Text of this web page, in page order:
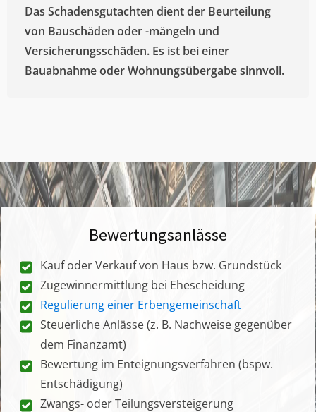
Das Schadensgutachten dient der Beurteilung
von Bauschäden oder -mängeln und
Versicherungsschäden. Es ist bei einer
Bauabnahme oder Wohnungsübergabe sinnvoll.
Bewertungsanlässe
Kauf oder Verkauf von Haus bzw. Grundstück
Zugewinnermittlung bei Ehescheidung
Regulierung einer Erbengemeinschaft
Steuerliche Anlässe (z. B. Nachweise gegenüber
dem Finanzamt)
Bewertung im Enteignungsverfahren (bspw.
Entschädigung)
Zwangs- oder Teilungsversteigerung